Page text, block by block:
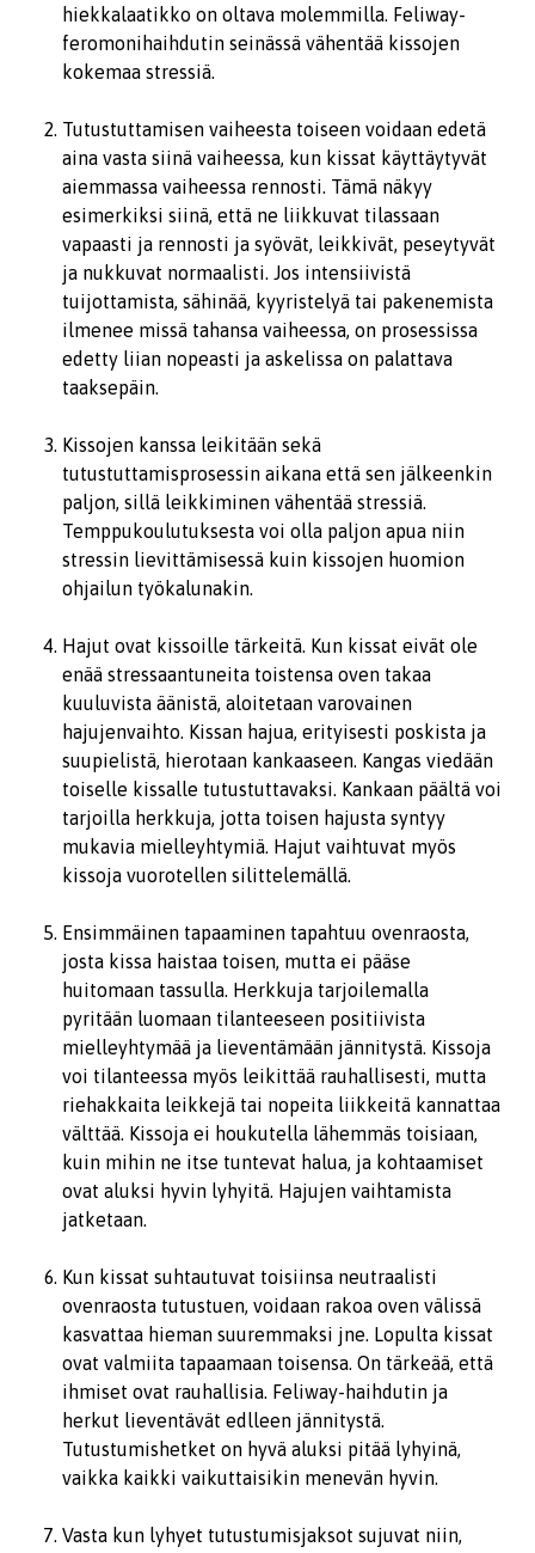
hiekkalaatikko on oltava molemmilla. Feliway-
feromonihaihdutin seinässä vähentää kissojen
kokemaa stressiä.
Tutustuttamisen vaiheesta toiseen voidaan edetä
aina vasta siinä vaiheessa, kun kissat käyttäytyvät
aiemmassa vaiheessa rennosti. Tämä näkyy
esimerkiksi siinä, että ne liikkuvat tilassaan
vapaasti ja rennosti ja syövät, leikkivät, peseytyvät
ja nukkuvat normaalisti. Jos intensiivistä
tuijottamista, sähinää, kyyristelyä tai pakenemista
ilmenee missä tahansa vaiheessa, on prosessissa
edetty liian nopeasti ja askelissa on palattava
taaksepäin.
Kissojen kanssa leikitään sekä
tutustuttamisprosessin aikana että sen jälkeenkin
paljon, sillä leikkiminen vähentää stressiä.
Temppukoulutuksesta voi olla paljon apua niin
stressin lievittämisessä kuin kissojen huomion
ohjailun työkalunakin.
Hajut ovat kissoille tärkeitä. Kun kissat eivät ole
enää stressaantuneita toistensa oven takaa
kuuluvista äänistä, aloitetaan varovainen
hajujenvaihto. Kissan hajua, erityisesti poskista ja
suupielistä, hierotaan kankaaseen. Kangas viedään
toiselle kissalle tutustuttavaksi. Kankaan päältä voi
tarjoilla herkkuja, jotta toisen hajusta syntyy
mukavia mielleyhtymiä. Hajut vaihtuvat myös
kissoja vuorotellen silittelemällä.
Ensimmäinen tapaaminen tapahtuu ovenraosta,
josta kissa haistaa toisen, mutta ei pääse
huitomaan tassulla. Herkkuja tarjoilemalla
pyritään luomaan tilanteeseen positiivista
mielleyhtymää ja lieventämään jännitystä. Kissoja
voi tilanteessa myös leikittää rauhallisesti, mutta
riehakkaita leikkejä tai nopeita liikkeitä kannattaa
välttää. Kissoja ei houkutella lähemmäs toisiaan,
kuin mihin ne itse tuntevat halua, ja kohtaamiset
ovat aluksi hyvin lyhyitä. Hajujen vaihtamista
jatketaan.
Kun kissat suhtautuvat toisiinsa neutraalisti
ovenraosta tutustuen, voidaan rakoa oven välissä
kasvattaa hieman suuremmaksi jne. Lopulta kissat
ovat valmiita tapaamaan toisensa. On tärkeää, että
ihmiset ovat rauhallisia. Feliway-haihdutin ja
herkut lieventävät edlleen jännitystä.
Tutustumishetket on hyvä aluksi pitää lyhyinä,
vaikka kaikki vaikuttaisikin menevän hyvin.
Vasta kun lyhyet tutustumisjaksot sujuvat niin,